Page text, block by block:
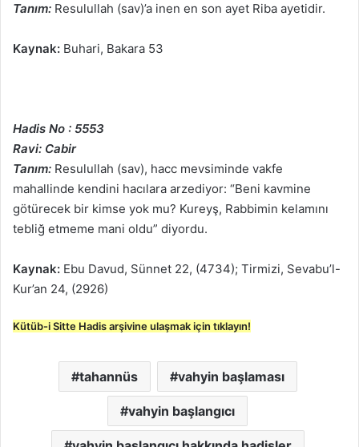
Tanım: Resulullah (sav)’a inen en son ayet Riba ayetidir.
Kaynak: Buhari, Bakara 53
Hadis No : 5553
Ravi: Cabir
Tanım: Resulullah (sav), hacc mevsiminde vakfe
mahallinde kendini hacılara arzediyor: “Beni kavmine
götürecek bir kimse yok mu? Kureyş, Rabbimin kelamını
tebliğ etmeme mani oldu” diyordu.
Kaynak: Ebu Davud, Sünnet 22, (4734); Tirmizi, Sevabu’l-
Kur’an 24, (2926)
Kütüb-i Sitte Hadis arşivine ulaşmak için tıklayın!
tahannüs vahyin başlaması
vahyin başlangıcı